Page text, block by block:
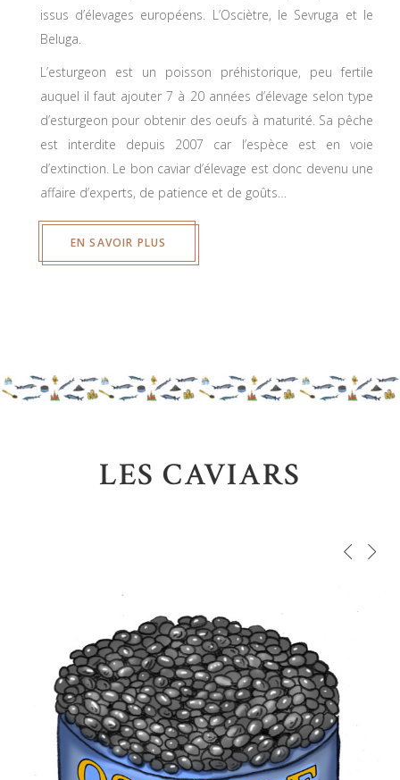
issus d’élevages européens. L’Osciètre, le Sevruga et le
Beluga.
L’esturgeon est un poisson préhistorique, peu fertile
auquel il faut ajouter 7 à 20 années d’élevage selon type
d’esturgeon pour obtenir des oeufs à maturité. Sa pêche
est interdite depuis 2007 car l’espèce est en voie
d’extinction. Le bon caviar d’élevage est donc devenu une
affaire d’experts, de patience et de goûts…
EN SAVOIR PLUS
LES CAVIARS